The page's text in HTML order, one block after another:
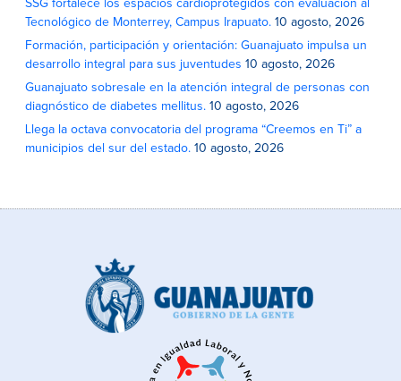
SSG fortalece los espacios cardioprotegidos con evaluación al
Tecnológico de Monterrey, Campus Irapuato. 10 agosto, 2026
Formación, participación y orientación: Guanajuato impulsa un
desarrollo integral para sus juventudes 10 agosto, 2026
Guanajuato sobresale en la atención integral de personas con
diagnóstico de diabetes mellitus. 10 agosto, 2026
Llega la octava convocatoria del programa “Creemos en Ti” a
municipios del sur del estado. 10 agosto, 2026